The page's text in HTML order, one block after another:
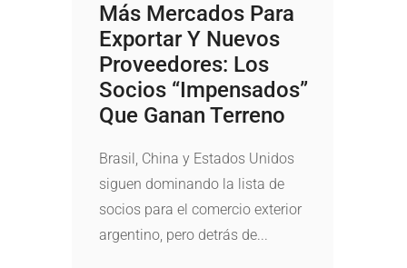
Más Mercados Para
Exportar Y Nuevos
Proveedores: Los
Socios “impensados”
Que Ganan Terreno
Brasil, China y Estados Unidos
siguen dominando la lista de
socios para el comercio exterior
argentino, pero detrás de...